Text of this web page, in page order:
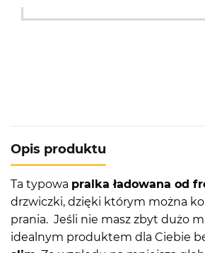
Opis produktu
Ta typowa pralka ładowana od
drzwiczki, dzięki którym można
prania. Jeśli nie masz zbyt dużo
idealnym produktem dla Ciebie